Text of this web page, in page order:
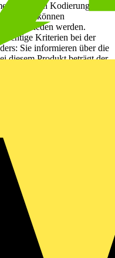
Kodierung A
können
werden.
wichtige Kriterien bei der
Sie informieren über die
diesem Produkt beträgt der
für leistungsstarke
Elektrifizierung steht
mit Push-in CAGE
der verbauten Prüföffnung
Zustand kontrolliert
Abmantellänge liegt bei
–
statt umständlich zu
perfekt auf die hohen
zugeschnitten. Es macht
noch sicherer und
reduzieren sich
Installation auf der